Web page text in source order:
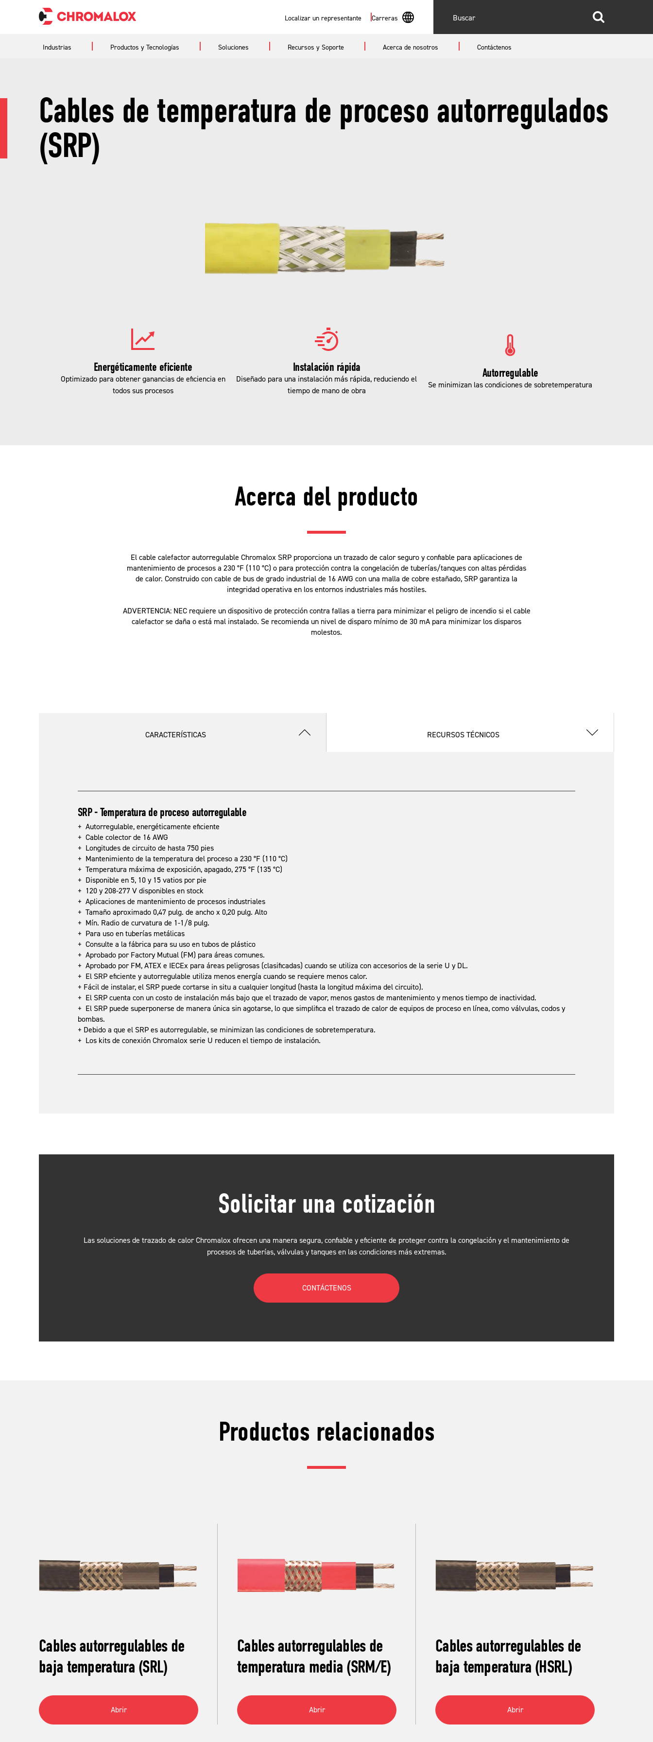
Localizar un representante Carreras
English
Buscar
Industrias Productos y Tecnologías Soluciones Recursos y Soporte Acerca de nosotros Contáctenos
Cables de temperatura de proceso autorregulados
(SRP)
Energéticamente eficiente
Optimizado para obtener ganancias de eficiencia en
todos sus procesos
Instalación rápida
Diseñado para una instalación más rápida, reduciendo el
tiempo de mano de obra
Autorregulable
Se minimizan las condiciones de sobretemperatura
Acerca del producto
El cable calefactor autorregulable Chromalox SRP proporciona un trazado de calor seguro y confiable para aplicaciones de
mantenimiento de procesos a 230 °F (110 °C) o para protección contra la congelación de tuberías/tanques con altas pérdidas
de calor. Construido con cable de bus de grado industrial de 16 AWG con una malla de cobre estañado, SRP garantiza la
integridad operativa en los entornos industriales más hostiles.
ADVERTENCIA:NEC requiere un dispositivo de protección contra fallas a tierra para minimizar el peligro de incendio si el cable
calefactor se daña o está mal instalado. Se recomienda un nivel de disparo mínimo de 30 mA para minimizar los disparos
molestos.
CARACTERÍSTICAS RECURSOS TÉCNICOS
SRP - Temperatura de proceso autorregulable
+ Autorregulable, energéticamente eficiente
+ Cable colector de 16 AWG
+ Longitudes de circuito de hasta 750 pies
+ Mantenimiento de la temperatura del proceso a 230 °F (110 °C)
+ Temperatura máxima de exposición, apagado, 275 °F (135 °C)
+ Disponible en 5, 10 y 15 vatios por pie
+ 120 y 208-277 V disponibles en stock
+ Aplicaciones de mantenimiento de procesos industriales
+ Tamaño aproximado 0,47 pulg. de ancho x 0,20 pulg. Alto
+ Mín. Radio de curvatura de 1-1/8 pulg.
+ Para uso en tuberías metálicas
+ Consulte a la fábrica para su uso en tubos de plástico
+ Aprobado por Factory Mutual (FM) para áreas comunes.
+ Aprobado por FM, ATEX e IECEx para áreas peligrosas (clasificadas) cuando se utiliza con accesorios de la serie U y DL.
+ El SRP eficiente y autorregulable utiliza menos energía cuando se requiere menos calor.
+ Fácil de instalar, el SRP puede cortarse in situ a cualquier longitud (hasta la longitud máxima del circuito).
+ El SRP cuenta con un costo de instalación más bajo que el trazado de vapor, menos gastos de mantenimiento y menos tiempo de inactividad.
+ El SRP puede superponerse de manera única sin agotarse, lo que simplifica el trazado de calor de equipos de proceso en línea, como válvulas, codos y
bombas.
+ Debido a que el SRP es autorregulable, se minimizan las condiciones de sobretemperatura.
+ Los kits de conexión Chromalox serie U reducen el tiempo de instalación.
Solicitar una cotización
Las soluciones de trazado de calor Chromalox ofrecen una manera segura, confiable y eficiente de proteger contra la congelación y el mantenimiento de
procesos de tuberías, válvulas y tanques en las condiciones más extremas.
CONTÁCTENOS
Productos relacionados
Cables autorregulables de
baja temperatura (SRL)
Abrir
Cables autorregulables de
temperatura media (SRM/E)
Abrir
Cables autorregulables de
baja temperatura (HSRL)
Abrir